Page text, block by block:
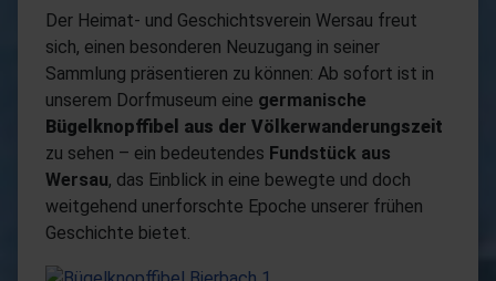
Der Heimat- und Geschichtsverein Wersau freut
sich, einen besonderen Neuzugang in seiner
Sammlung präsentieren zu können: Ab sofort ist in
unserem Dorfmuseum eine germanische
Bügelknopffibel aus der Völkerwanderungszeit
zu sehen – ein bedeutendes Fundstück aus
Wersau, das Einblick in eine bewegte und doch
weitgehend unerforschte Epoche unserer frühen
Geschichte bietet.